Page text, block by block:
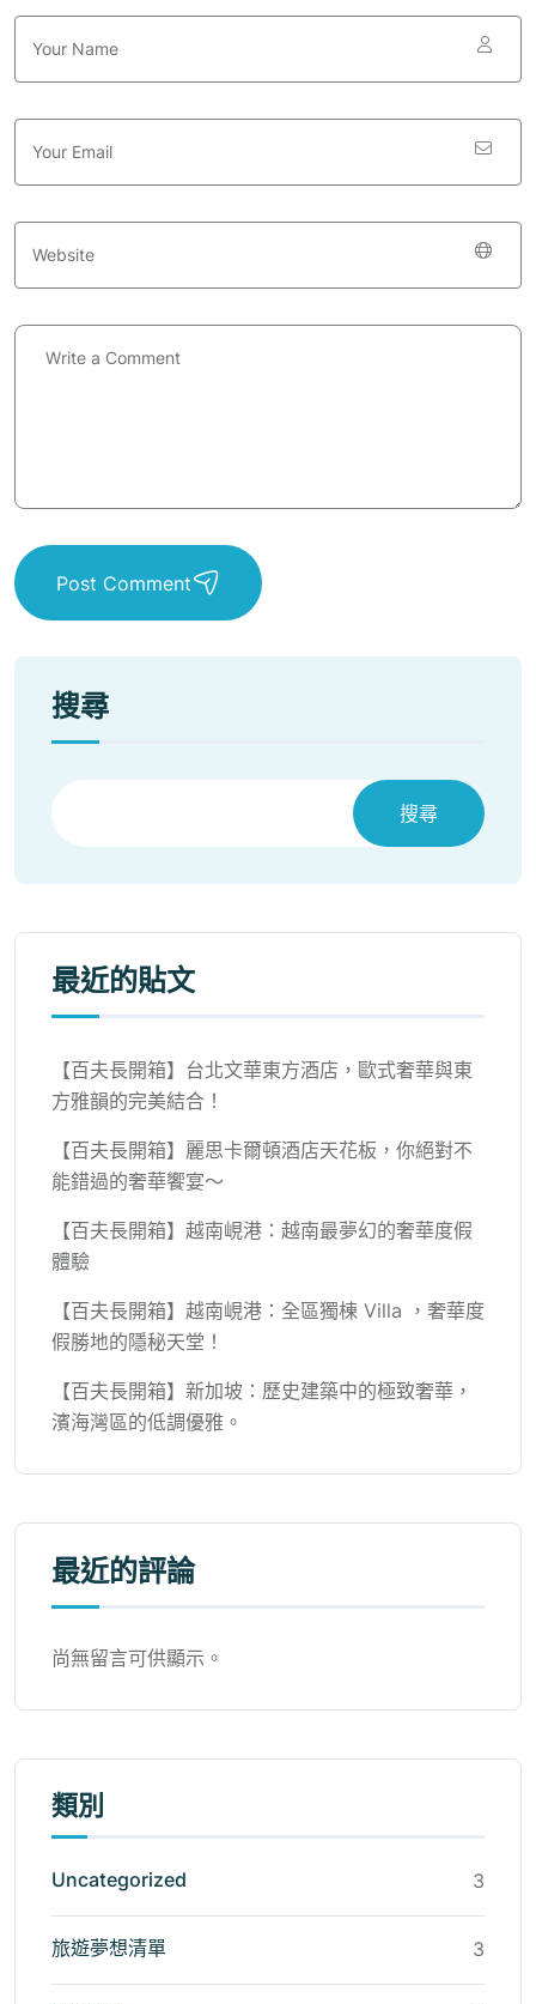
Post Comment
搜尋
搜尋
最近的貼文
【百夫長開箱】台北文華東方酒店，歐式奢華與東
方雅韻的完美結合！
【百夫長開箱】麗思卡爾頓酒店天花板，你絕對不
能錯過的奢華饗宴～
【百夫長開箱】越南峴港：越南最夢幻的奢華度假
體驗
【百夫長開箱】越南峴港：全區獨棟 Villa ，奢華度
假勝地的隱秘天堂！
【百夫長開箱】新加坡：歷史建築中的極致奢華，
濱海灣區的低調優雅。
最近的評論
尚無留言可供顯示。
類別
Uncategorized 3
旅遊夢想清單 3